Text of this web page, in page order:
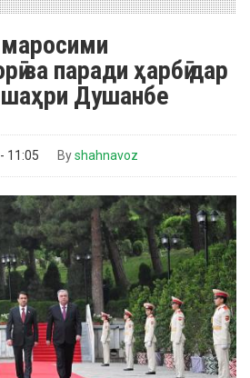
ва паради ҳарбӣ дар
шаҳри Душанбе
11:05 Byshahnavoz